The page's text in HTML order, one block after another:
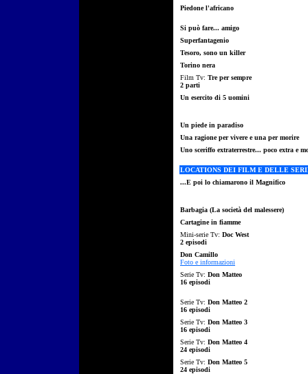
Piedone l'africano
Si può fare... amigo
Superfantagenio
Tesoro, sono un killer
Torino nera
Film Tv: Tre per sempre
2 parti
Un esercito di 5 uomini
Un piede in paradiso
Una ragione per vivere e una per morire
Uno sceriffo extraterrestre... poco extra e
LOCATIONS DEI FILM E DELLE
...E poi lo chiamarono il Magnifico
Barbagia (La società del malessere)
Cartagine in fiamme
Mini-serie Tv: Doc West
2 episodi
Don Camillo
Foto e informazioni
Serie Tv: Don Matteo
16 episodi
Serie Tv: Don Matteo 2
16 episodi
Serie Tv: Don Matteo 3
16 episodi
Serie Tv: Don Matteo 4
24 episodi
Serie Tv: Don Matteo 5
24 episodi